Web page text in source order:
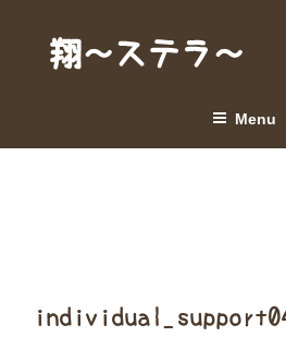
content翔～ステラ～
Menu